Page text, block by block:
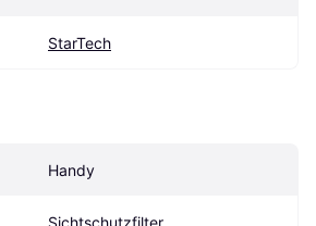
StarTech
Handy
Sichtschutzfilter